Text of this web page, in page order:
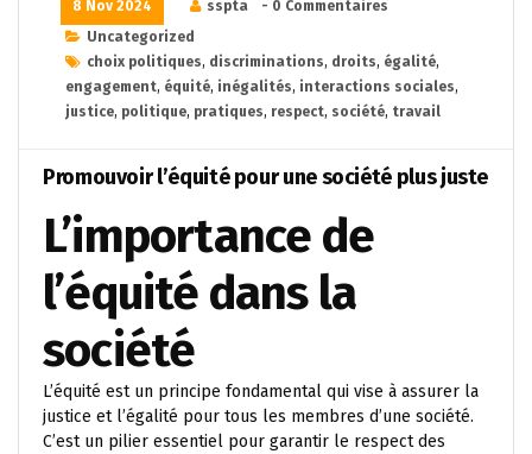
8 Nov 2024 sspta
- 0 Commentaires
Uncategorized
choix politiques, discriminations, droits, égalité,
engagement, équité, inégalités, interactions sociales,
justice, politique, pratiques, respect, société, travail
Promouvoir l’équité pour une société plus juste
L’importance de
l’équité dans la
société
L’équité est un principe fondamental qui vise à assurer la
justice et l’égalité pour tous les membres d’une société.
C’est un pilier essentiel pour garantir le respect des